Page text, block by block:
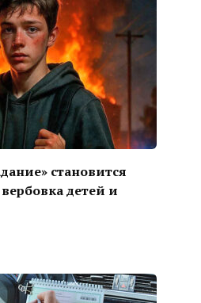
становится
детей и